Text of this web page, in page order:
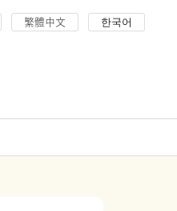
繁體中文 한국어